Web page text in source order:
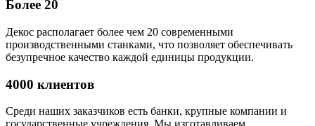
Более 20
Декос располагает более чем 20 современными
производственными станками, что позволяет обеспечивать
безупречное качество каждой единицы продукции.
4000 клиентов
Среди наших заказчиков есть банки, крупные компании и